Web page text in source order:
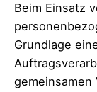
Beim Einsatz
Grundlage